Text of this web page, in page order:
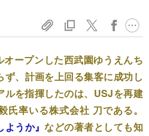
ープンした西武園ゆうえんち
、計画を上回る集客に成功し
ルを指揮したのは、USJを再建
氏率いる株式会社 刀である。
ようか』などの著者としても知